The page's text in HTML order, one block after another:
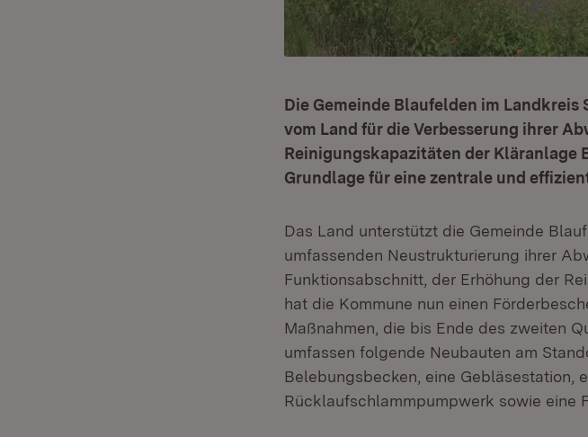
Die Gemeinde Blaufelden im
vom Land für die Verbesserung ihrer
Reinigungskapazitäten der Kläranlage
Grundlage für eine zentrale und
Das Land unterstützt die Gemeinde
umfassenden Neustrukturierung ihrer
Funktionsabschnitt, der Erhöhung der
hat die Kommune nun einen
Maßnahmen, die bis Ende des zweiten
umfassen folgende Neubauten am
Belebungsbecken, eine Gebläsestation,
Rücklaufschlammpumpwerk sowie eine